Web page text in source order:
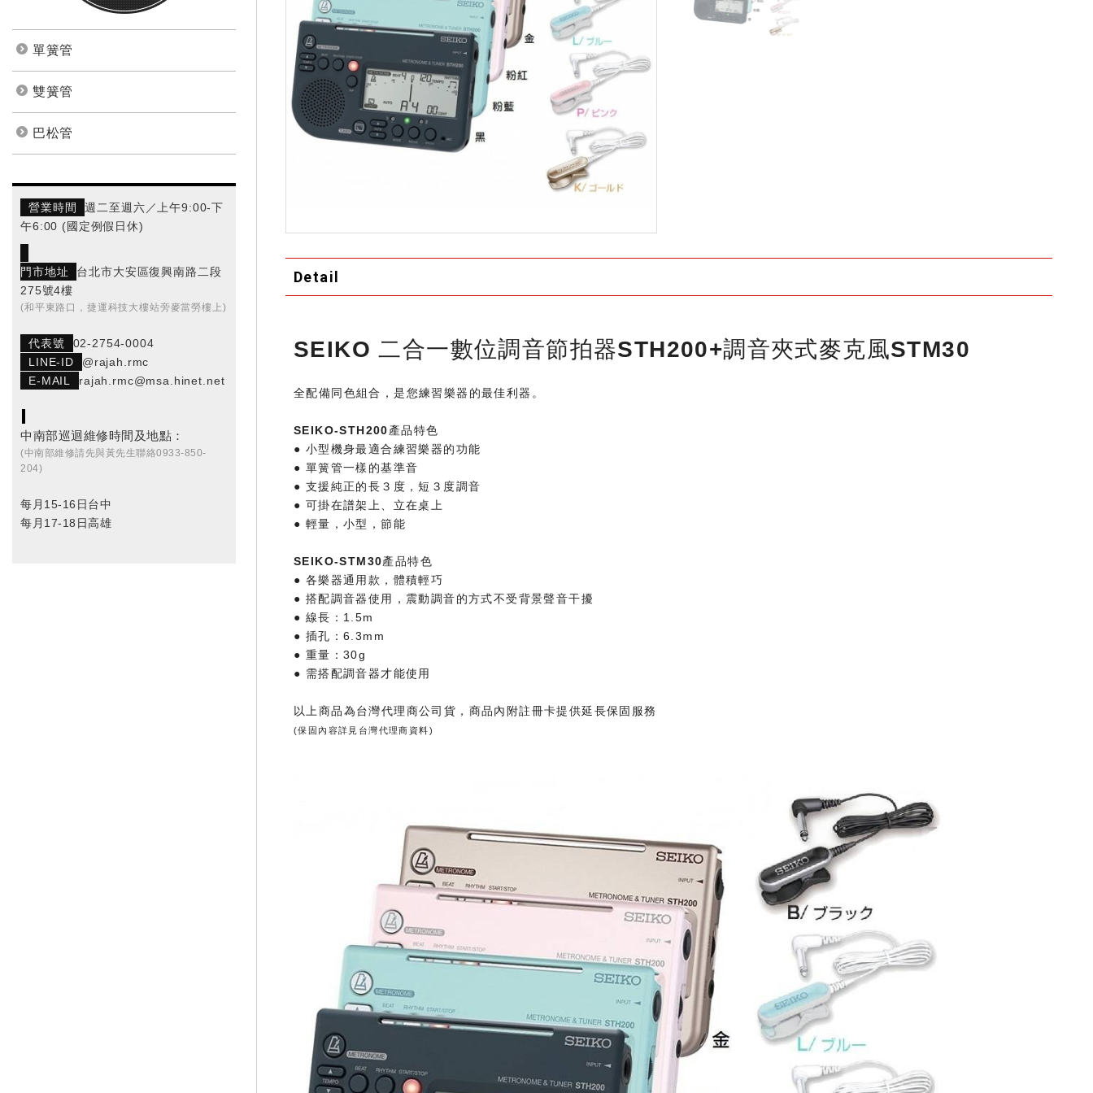
單簧管
雙簧管
巴松管
營業時間
週二至週六／上午9:00-下
午6:00 (國定例假日休)
門市地址
台北市大安區復興南路二段
275號4樓
(和平東路口，捷運科技大樓站旁麥當勞樓上)
代表號
02-2754-0004
LINE-ID
@rajah.rmc
E-MAIL
rajah.rmc@msa.hinet.net
中南部巡迴維修時間及地點：
(中南部維修請先與黃先生聯絡0933-850-
204)
每月15-16日台中
每月17-18日高雄
Detail
SEIKO 二合一數位調音節拍器STH200+調音夾式麥克風STM30
全配備同色組合，是您練習樂器的最佳利器。
SEIKO-STH200產品特色
● 小型機身最適合練習樂器的功能
● 單簧管一樣的基準音
● 支援純正的長３度，短３度調音
● 可掛在譜架上、立在桌上
● 輕量，小型，節能
SEIKO-STM30產品特色
● 各樂器通用款，體積輕巧
● 搭配調音器使用，震動調音的方式不受背景聲音干擾
● 線長：1.5m
● 插孔：6.3mm
● 重量：30g
● 需搭配調音器才能使用
以上商品為台灣代理商公司貨，商品內附註冊卡提供延長保固服務
(保固內容詳見台灣代理商資料)